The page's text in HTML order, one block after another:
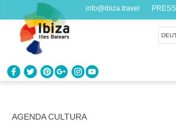
info@ibiza.travel
AGENDA CULTURA